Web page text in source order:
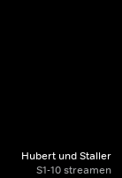
Hubert und Staller
S1-10 streamen